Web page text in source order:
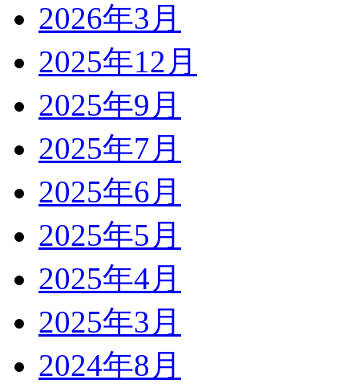
2026年3月
2025年12月
2025年9月
2025年7月
2025年6月
2025年5月
2025年4月
2025年3月
2024年8月